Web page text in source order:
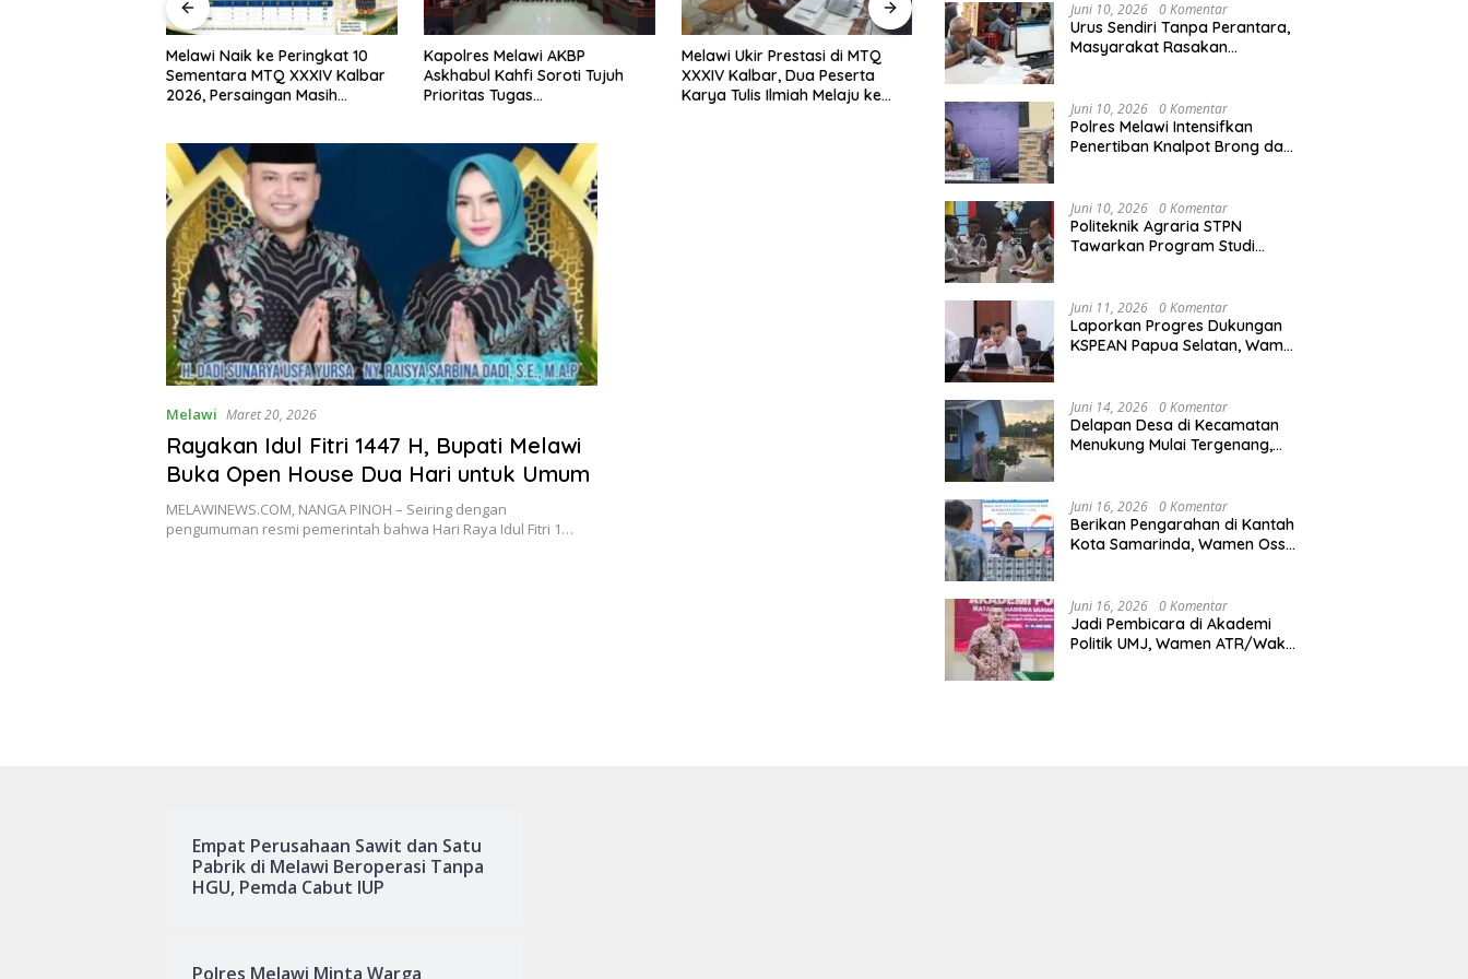
Melawi Naik ke Peringkat 10
Sementara MTQ XXXIV Kalbar
2026, Persaingan Masih
Kapolres Melawi AKBP
Askhabul Kahfi Soroti Tujuh
Prioritas Tugas
Melawi Ukir Prestasi di MTQ
XXXIV Kalbar, Dua Peserta
Karya Tulis Ilmiah Melaju ke
Melawi Tempati Peringkat ke-11
Sementara pada MTQ XXXIV
Semarak HUT RI ke-81,
Pinoh
Melawi Maret 20, 2026
Rayakan Idul Fitri 1447 H, Bupati Melawi
Buka Open House Dua Hari untuk Umum
MELAWINEWS.COM, NANGA PINOH – Seiring dengan
pengumuman resmi pemerintah bahwa Hari Raya Idul Fitri 1…
Agraria/Pertanahan dan Tata
Ruang
Juni 10, 2026 0 Komentar
Urus Sendiri Tanpa Perantara,
Masyarakat Rasakan
Juni 10, 2026 0 Komentar
Polres Melawi Intensifkan
Penertiban Knalpot Brong dan
Juni 10, 2026 0 Komentar
Politeknik Agraria STPN
Tawarkan Program Studi
Juni 11, 2026 0 Komentar
Laporkan Progres Dukungan
KSPEAN Papua Selatan, Wamen
Nasional
Juni 14, 2026 0 Komentar
Delapan Desa di Kecamatan
Menukung Mulai Tergenang,
Juni 16, 2026 0 Komentar
Berikan Pengarahan di Kantah
Kota Samarinda, Wamen Ossy:
Kalimantan Timur
Juni 16, 2026 0 Komentar
Jadi Pembicara di Akademi
Politik UMJ, Wamen ATR/Waka
Empat Perusahaan Sawit dan Satu
Pabrik di Melawi Beroperasi Tanpa
HGU, Pemda Cabut IUP
Polres Melawi Minta Warga